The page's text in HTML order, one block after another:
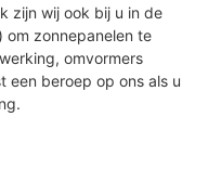
zijn wij ook bij u in de
om zonnepanelen te
omvormers
een beroep op ons als u